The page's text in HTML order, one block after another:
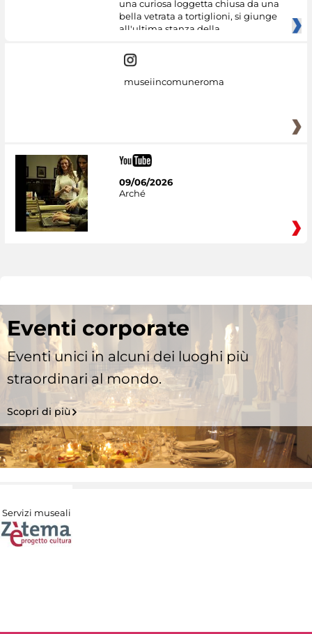
una curiosa loggetta chiusa da una
bella vetrata a tortiglioni, si giunge
all'ultima stanza della
museiincomuneroma
09/06/2026
Arché
Eventi corporate
Eventi unici in alcuni dei luoghi più
straordinari al mondo.
Scopri di più
Servizi museali